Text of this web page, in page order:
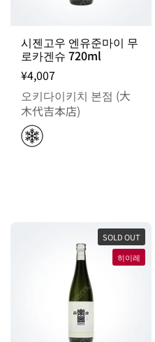
시젠고우 엔유준마이 무
로카겐슈 720ml
¥4,007
오키다이키치 본점 (大
木代吉本店)
SOLD OUT
히이레